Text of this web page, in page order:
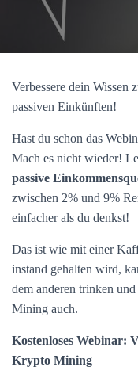
Verbessere dein
passiven Einkünften!
Hast du schon das
Mach es nicht wieder!
passive
zwischen 2% und 9%
einfacher als du denkst!
Das ist wie mit einer
instand gehalten wird,
dem anderen trinken
Mining auch.
Kostenloses Webinar:
Krypto Mining